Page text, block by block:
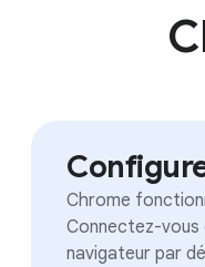
Chrome
Connectez-
navigateur par